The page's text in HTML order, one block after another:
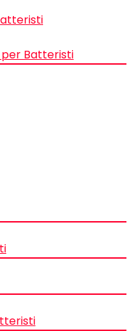
Batteristi